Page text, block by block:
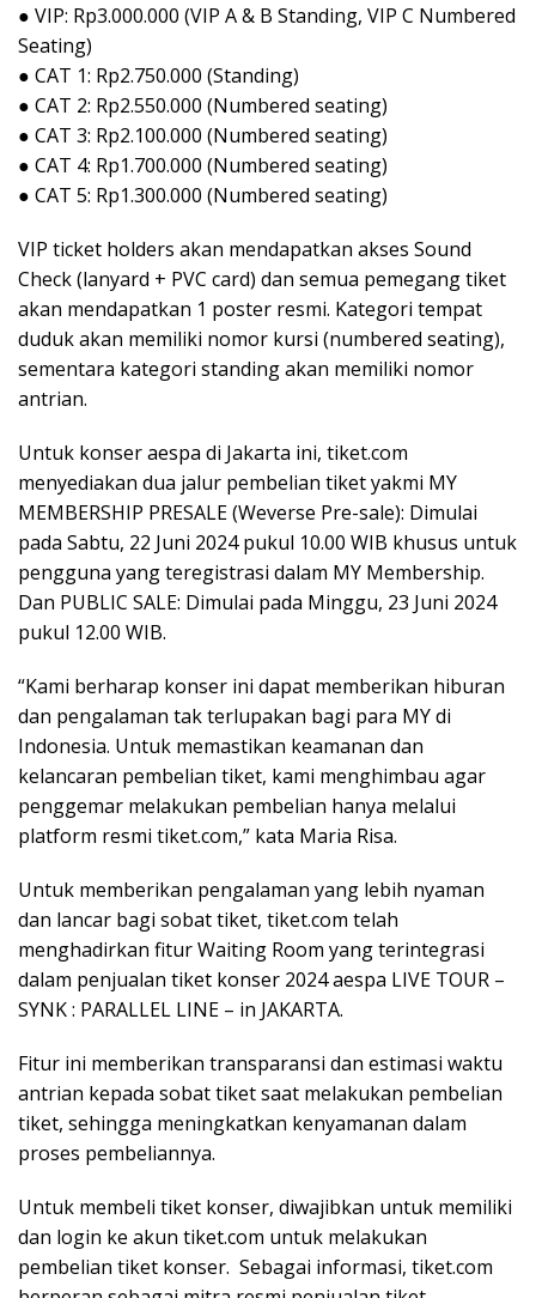
● VIP: Rp3.000.000 (VIP A & B Standing, VIP C Numbered
Seating)
● CAT 1: Rp2.750.000 (Standing)
● CAT 2: Rp2.550.000 (Numbered seating)
● CAT 3: Rp2.100.000 (Numbered seating)
● CAT 4: Rp1.700.000 (Numbered seating)
● CAT 5: Rp1.300.000 (Numbered seating)
VIP ticket holders akan mendapatkan akses Sound
Check (lanyard + PVC card) dan semua pemegang tiket
akan mendapatkan 1 poster resmi. Kategori tempat
duduk akan memiliki nomor kursi (numbered seating),
sementara kategori standing akan memiliki nomor
antrian.
Untuk konser aespa di Jakarta ini, tiket.com
menyediakan dua jalur pembelian tiket yakmi MY
MEMBERSHIP PRESALE (Weverse Pre-sale): Dimulai
pada Sabtu, 22 Juni 2024 pukul 10.00 WIB khusus untuk
pengguna yang teregistrasi dalam MY Membership.
Dan PUBLIC SALE: Dimulai pada Minggu, 23 Juni 2024
pukul 12.00 WIB.
“Kami berharap konser ini dapat memberikan hiburan
dan pengalaman tak terlupakan bagi para MY di
Indonesia. Untuk memastikan keamanan dan
kelancaran pembelian tiket, kami menghimbau agar
penggemar melakukan pembelian hanya melalui
platform resmi tiket.com,” kata Maria Risa.
Untuk memberikan pengalaman yang lebih nyaman
dan lancar bagi sobat tiket, tiket.com telah
menghadirkan fitur Waiting Room yang terintegrasi
dalam penjualan tiket konser 2024 aespa LIVE TOUR –
SYNK : PARALLEL LINE – in JAKARTA.
Fitur ini memberikan transparansi dan estimasi waktu
antrian kepada sobat tiket saat melakukan pembelian
tiket, sehingga meningkatkan kenyamanan dalam
proses pembeliannya.
Untuk membeli tiket konser, diwajibkan untuk memiliki
dan login ke akun tiket.com untuk melakukan
pembelian tiket konser. Sebagai informasi, tiket.com